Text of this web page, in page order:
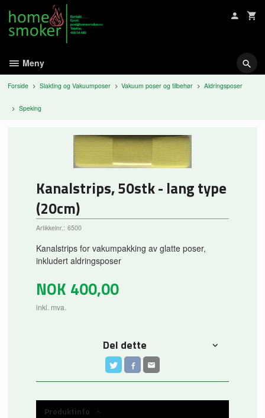
innholdet
Meny
Forside Slakting og Vakuumposer Vakuum poser og tilbehør Aldringsposer
Speking
Kanalstrips, 50stk - lang type
(20cm)
Artikkelnr.: 6500
Kanalstrips for vakumpakking av glatte poser,
inkludert aldringsposer
NOK 400,00
inkl. mva.
Del dette
Produktinfo